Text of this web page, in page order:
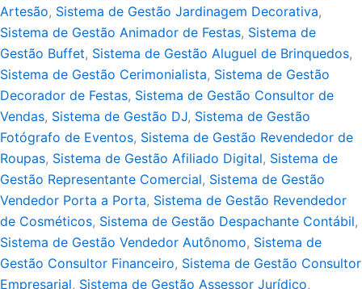
Artesão, Sistema de Gestão Jardinagem Decorativa,
Sistema de Gestão Animador de Festas, Sistema de
Gestão Buffet, Sistema de Gestão Aluguel de Brinquedos,
Sistema de Gestão Cerimonialista, Sistema de Gestão
Decorador de Festas, Sistema de Gestão Consultor de
Vendas, Sistema de Gestão DJ, Sistema de Gestão
Fotógrafo de Eventos, Sistema de Gestão Revendedor de
Roupas, Sistema de Gestão Afiliado Digital, Sistema de
Gestão Representante Comercial, Sistema de Gestão
Vendedor Porta a Porta, Sistema de Gestão Revendedor
de Cosméticos, Sistema de Gestão Despachante Contábil,
Sistema de Gestão Vendedor Autônomo, Sistema de
Gestão Consultor Financeiro, Sistema de Gestão Consultor
Empresarial, Sistema de Gestão Assessor Jurídico,